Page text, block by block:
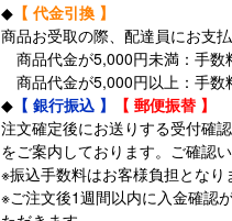
◆ 【 代金引換 】
商品お受取の際、配達員にお支払
商品代金が5,000円未満：手数
商品代金が5,000円以上：手数
◆ 【 銀行振込 】
【 郵便振替 】
注文確定後にお送りする受付確
をご案内しております。ご確認
※振込手数料はお客様負担となり
※ご注文後1週間以内に入金確認